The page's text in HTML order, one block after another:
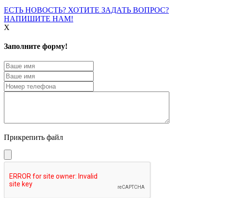
ЕСТЬ НОВОСТЬ? ХОТИТЕ ЗАДАТЬ ВОПРОС?
НАПИШИТЕ НАМ!
X
Заполните форму!
Прикрепить файл